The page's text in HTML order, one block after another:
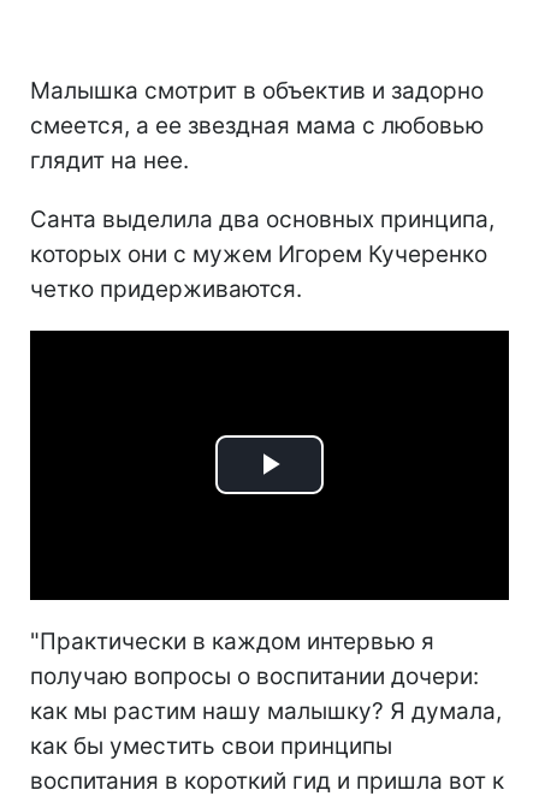
Малышка смотрит в объектив и задорно
смеется, а ее звездная мама с любовью
глядит на нее.
Санта выделила два основных принципа,
которых они с мужем Игорем Кучеренко
четко придерживаются.
Play
"Практически в каждом интервью я
получаю вопросы о воспитании дочери:
как мы растим нашу малышку? Я думала,
как бы уместить свои принципы
воспитания в короткий гид и пришла вот к